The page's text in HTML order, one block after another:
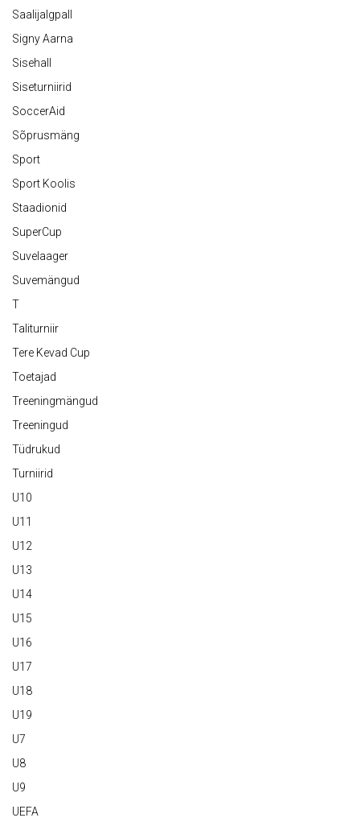
Saalijalgpall
Signy Aarna
Sisehall
Siseturniirid
SoccerAid
Sõprusmäng
Sport
Sport Koolis
Staadionid
SuperCup
Suvelaager
Suvemängud
T
Taliturniir
Tere Kevad Cup
Toetajad
Treeningmängud
Treeningud
Tüdrukud
Turniirid
U10
U11
U12
U13
U14
U15
U16
U17
U18
U19
U7
U8
U9
UEFA